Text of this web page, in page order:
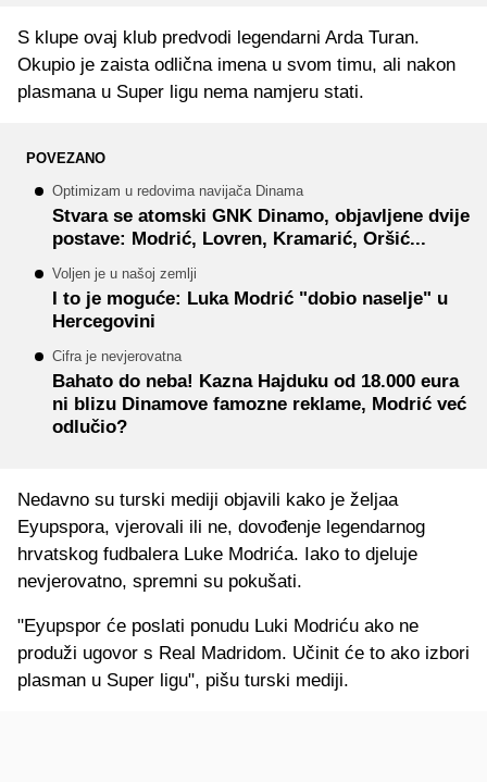
S klupe ovaj klub predvodi legendarni Arda Turan.
Okupio je zaista odlična imena u svom timu, ali nakon
plasmana u Super ligu nema namjeru stati.
POVEZANO
Optimizam u redovima navijača Dinama
Stvara se atomski GNK Dinamo, objavljene dvije
postave: Modrić, Lovren, Kramarić, Oršić...
Voljen je u našoj zemlji
I to je moguće: Luka Modrić "dobio naselje" u
Hercegovini
Cifra je nevjerovatna
Bahato do neba! Kazna Hajduku od 18.000 eura
ni blizu Dinamove famozne reklame, Modrić već
odlučio?
Nedavno su turski mediji objavili kako je željaa
Eyupspora, vjerovali ili ne, dovođenje legendarnog
hrvatskog fudbalera Luke Modrića. Iako to djeluje
nevjerovatno, spremni su pokušati.
"Eyupspor će poslati ponudu Luki Modriću ako ne
produži ugovor s Real Madridom. Učinit će to ako izbori
plasman u Super ligu", pišu turski mediji.